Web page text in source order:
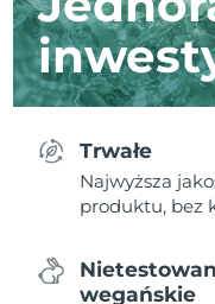
Trwałe
Najwyższa
produktu, bez
wegańskie